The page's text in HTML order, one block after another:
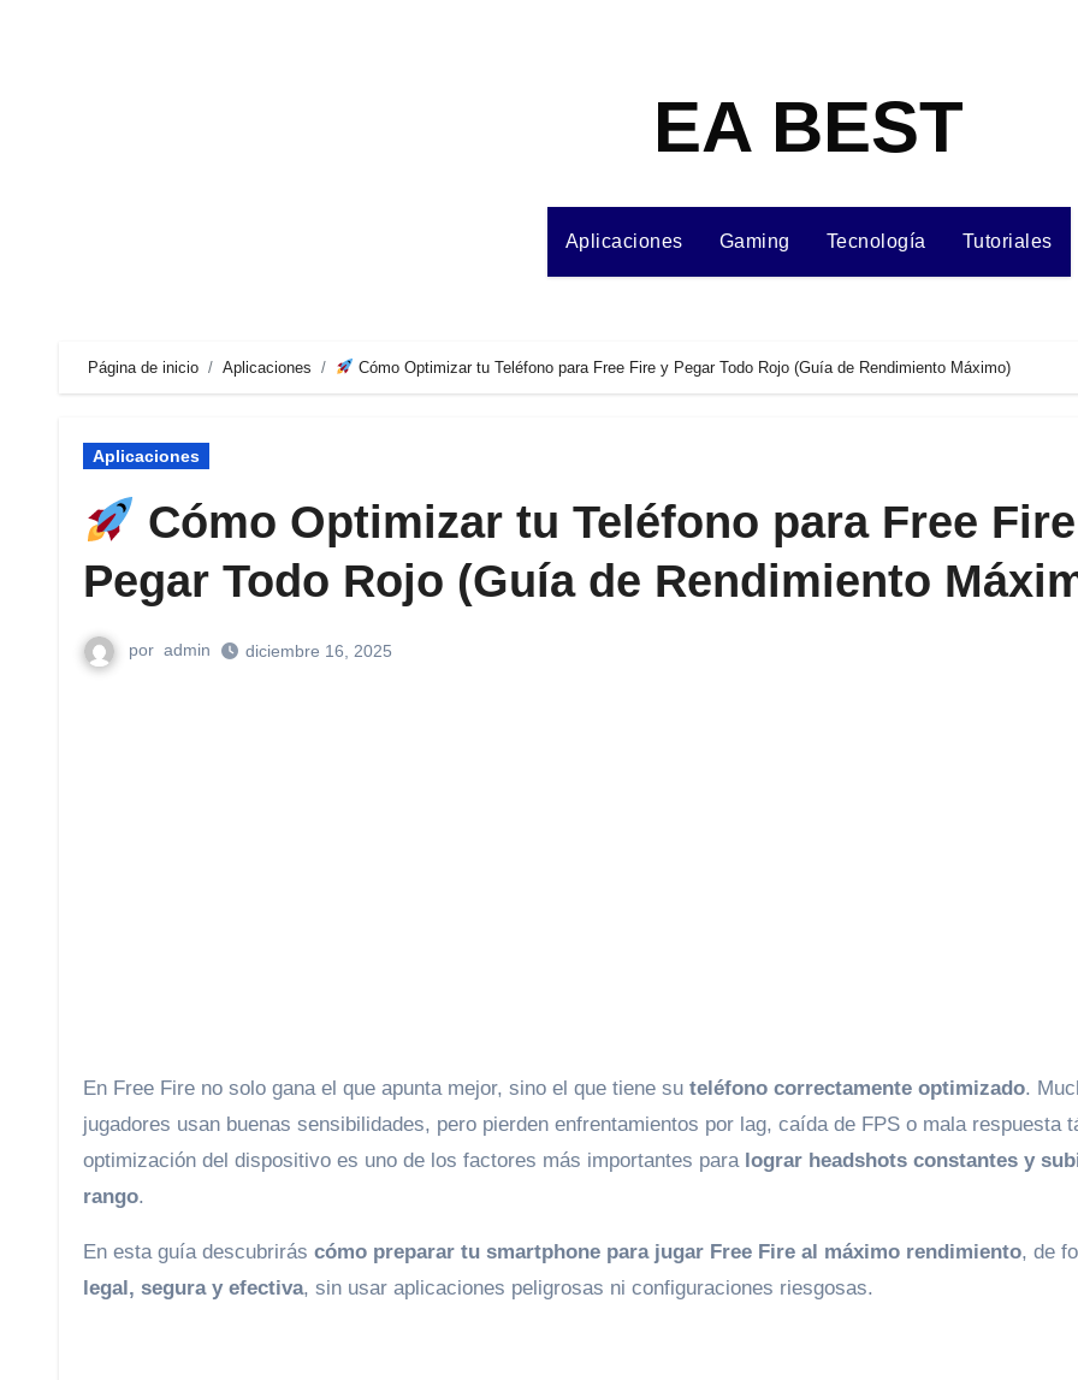
EA BEST
Aplicaciones Gaming Tecnología Tutoriales
Página de inicio Aplicaciones Cómo Optimizar tu Teléfono para Free Fire y Pegar Todo Rojo (Guía de Rendimiento Máximo)
Aplicaciones
Cómo Optimizar tu Teléfono para Free
Pegar Todo Rojo (Guía de Rendimiento
por admin diciembre 16, 2025
En Free Fire no solo gana el que apunta mejor, sino el que tiene su teléfono correctamente optimizado.
jugadores usan buenas sensibilidades, pero pierden enfrentamientos por lag, caída de FPS o mala respuesta
optimización del dispositivo es uno de los factores más importantes para lograr headshots constantes y
rango.
En esta guía descubrirás cómo preparar tu smartphone para jugar Free Fire al máximo rendimiento, de
legal, segura y efectiva, sin usar aplicaciones peligrosas ni configuraciones riesgosas.